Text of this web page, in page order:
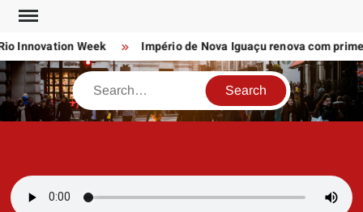
Skip
content
Innovation Week Império de Nova Iguaçu renova com
Search